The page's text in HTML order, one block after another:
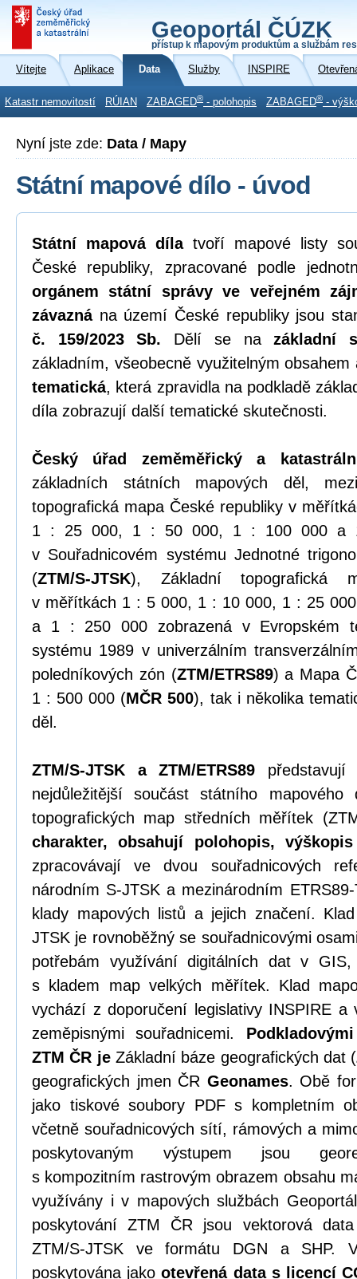
Geoportál ČÚZK
přístup k mapovým produktům a službám
Vítejte Aplikace Data Služby INSPIRE
Katastr nemovitostí RÚIAN ZABAGED® - polohopis ZABAGED® -
Nyní jste zde: Data / Mapy
Státní mapové dílo - úvod
Státní mapová dílatvoří mapové listy
České republiky, zpracované podle
orgánem státní správy ve veřejném
závaznána území České republiky jsou
č. 159/2023 Sb. Dělí se nazákladní
základním, všeobecně využitelným
tematická, která zpravidla na podkladě
díla zobrazují další tematické skutečnosti.
Český úřad zeměměřický a
základních státních mapových děl,
topografická mapa České republiky v
1 : 25 000, 1 : 50 000, 1 : 100 000 a
v Souřadnicovém systému Jednotné
(ZTM/S-JTSK), Základní topografická
v měřítkách 1 : 5 000, 1 : 10 000, 1 : 25
a 1 : 250 000 zobrazená v Evropském
systému 1989 v univerzálním
poledníkových zón (ZTM/ETRS89) a Mapa
1 : 500 000 (MČR 500), tak i několika
děl.
ZTM/S-JTSK a ZTM/ETRS89 představují
nejdůležitější součást státního mapového
topografických map středních měřítek
charakter, obsahují polohopis,
zpracovávají ve dvou souřadnicových
národním S-JTSK a mezinárodním
klady mapových listů a jejich značení.
JTSK je rovnoběžný se souřadnicovými
potřebám využívání digitálních dat v
s kladem map velkých měřítek. Klad
vychází z doporučení legislativy INSPIRE a
zeměpisnými souřadnicemi.
ZTM ČR jeZákladní báze geografických dat (
geografických jmen ČR Geonames. Obě
jako tiskové soubory PDF s kompletním
včetně souřadnicových sítí, rámových a
poskytovaným výstupem jsou
s kompozitním rastrovým obrazem obsahu
využívány i v mapových službách
poskytování ZTM ČR jsou vektorová
ZTM/S-JTSK ve formátu DGN a SHP.
poskytována jakootevřená data s licencí